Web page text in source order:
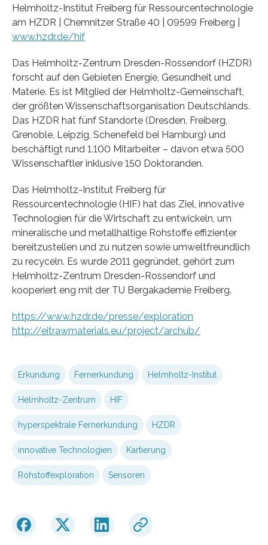
Helmholtz-Institut Freiberg für Ressourcentechnologie
am HZDR | Chemnitzer Straße 40 | 09599 Freiberg |
www.hzdr.de/hif
Das Helmholtz-Zentrum Dresden-Rossendorf (HZDR)
forscht auf den Gebieten Energie, Gesundheit und
Materie. Es ist Mitglied der Helmholtz-Gemeinschaft,
der größten Wissenschaftsorganisation Deutschlands.
Das HZDR hat fünf Standorte (Dresden, Freiberg,
Grenoble, Leipzig, Schenefeld bei Hamburg) und
beschäftigt rund 1.100 Mitarbeiter – davon etwa 500
Wissenschaftler inklusive 150 Doktoranden.
Das Helmholtz-Institut Freiberg für
Ressourcentechnologie (HIF) hat das Ziel, innovative
Technologien für die Wirtschaft zu entwickeln, um
mineralische und metallhaltige Rohstoffe effizienter
bereitzustellen und zu nutzen sowie umweltfreundlich
zu recyceln. Es wurde 2011 gegründet, gehört zum
Helmholtz-Zentrum Dresden-Rossendorf und
kooperiert eng mit der TU Bergakademie Freiberg.
https://www.hzdr.de/presse/exploration
http://eitrawmaterials.eu/project/archub/
Erkundung Fernerkundung Helmholtz-Institut
Helmholtz-Zentrum HIF
hyperspektrale Fernerkundung HZDR
innovative Technologien Kartierung
Rohstoffexploration Sensoren